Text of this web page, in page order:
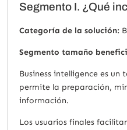
Segmento I. ¿Qué
Categoría de la solución:
Segmento tamaño
Business intelligence es
permite la preparación,
información.
Los usuarios finales